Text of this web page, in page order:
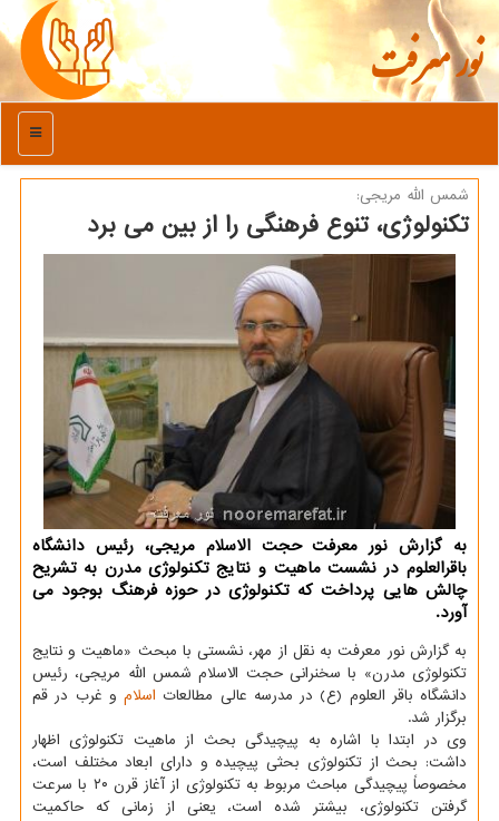
نور معرفت
منو
شمس الله مریجی:
تكنولوژی، تنوع فرهنگی را از بین می برد
به گزارش نور معرفت حجت الاسلام مریجی، رئیس دانشگاه
باقرالعلوم در نشست ماهیت و نتایج تكنولوژی مدرن به تشریح
چالش هایی پرداخت كه تكنولوژی در حوزه فرهنگ بوجود می
آورد.
به گزارش نور معرفت به نقل از مهر، نشستی با مبحث «ماهیت و نتایج
تكنولوژی مدرن» با سخنرانی حجت الاسلام شمس الله مریجی، رئیس
دانشگاه باقر العلوم (ع) در مدرسه عالی مطالعات اسلام و غرب در قم
برگزار شد.
وی در ابتدا با اشاره به پیچیدگی بحث از ماهیت تكنولوژی اظهار
داشت: بحث از تكنولوژی بحثی پیچیده و دارای ابعاد مختلف است،
مخصوصاً پیچیدگی مباحث مربوط به تكنولوژی از آغاز قرن ۲۰ با سرعت
گرفتن تكنولوژی، بیشتر شده است، یعنی از زمانی كه حاكمیت